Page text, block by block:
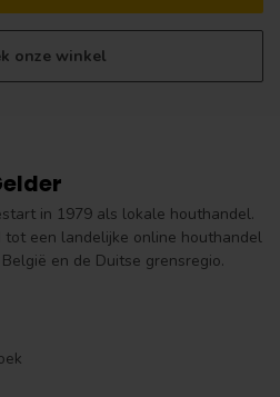
onze winkel
in 1979 als lokale houthandel.
tot een landelijke online houthandel
en de Duitse grensregio.